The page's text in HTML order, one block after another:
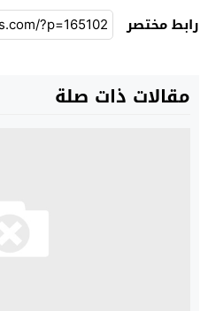
رابط مختصر
مقالات ذات صلة